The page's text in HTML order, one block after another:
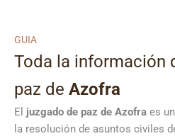
GUIA
Toda la información
paz de Azofra
El juzgado de paz de Azofra es
la resolución de asuntos civiles